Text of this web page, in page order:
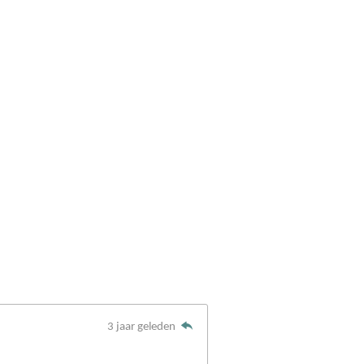
3 jaar geleden